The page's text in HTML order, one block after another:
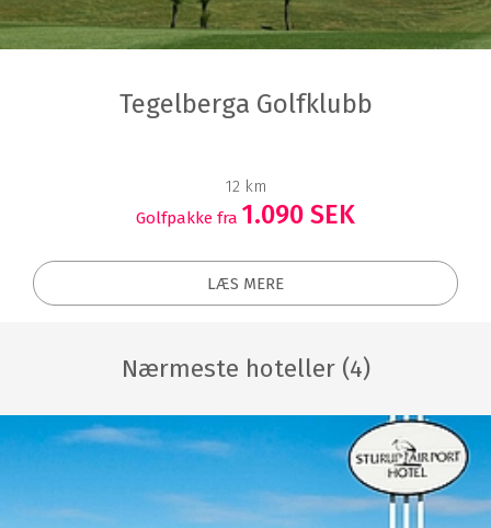
Tegelberga Golfklubb
12 km
Golfpakke fra 1.090 SEK
LÆS MERE
Nærmeste hoteller (4)